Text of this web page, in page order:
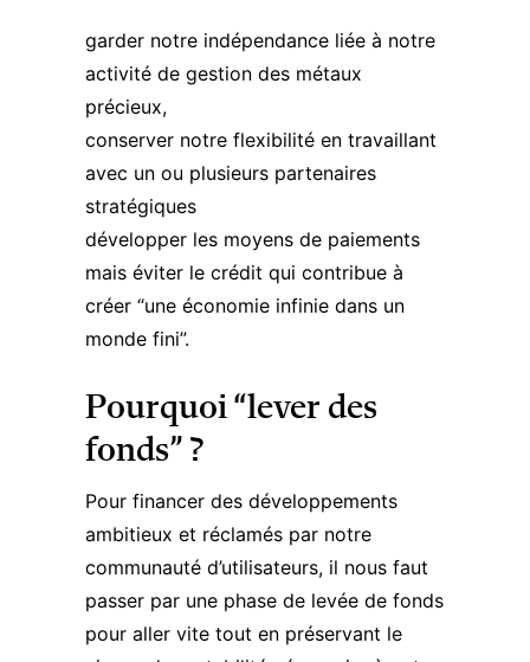
garder notre indépendance liée à notre
activité de gestion des métaux
précieux,
conserver notre flexibilité en travaillant
avec un ou plusieurs partenaires
stratégiques
développer les moyens de paiements
mais éviter le crédit qui contribue à
créer “une économie infinie dans un
monde fini”.
Pourquoi “lever des
fonds” ?
Pour financer des développements
ambitieux et réclamés par notre
communauté d’utilisateurs, il nous faut
passer par une phase de levée de fonds
pour aller vite tout en préservant le